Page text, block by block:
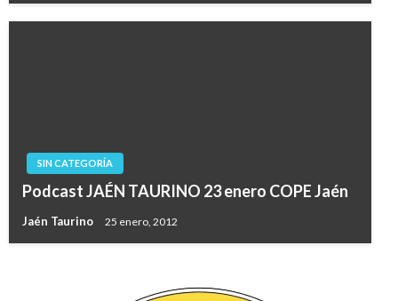
SIN CATEGORÍA
Podcast JAÉN TAURINO 23 enero COPE Jaén
Jaén Taurino 25 enero, 2012